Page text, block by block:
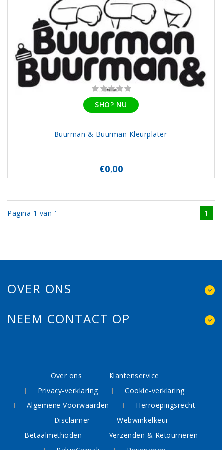
SHOP NU
Buurman & Buurman Kleurplaten
€0,00
Pagina 1 van 1 1
OVER ONS
NEEM CONTACT OP
Over ons
Klantenservice
Privacy-verklaring
Cookie-verklaring
Algemene Voorwaarden
Herroepingsrecht
Disclaimer
Webwinkelkeur
Betaalmethoden
Verzenden & Retourneren